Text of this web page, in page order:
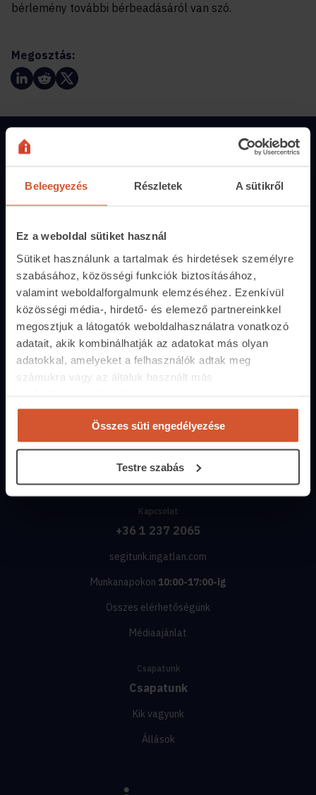
Beleegyezés Részletek A sütikről
Ez a weboldal sütiket használ
Sütiket használunk a tartalmak és hirdetések személyre
szabásához, közösségi funkciók biztosításához,
valamint weboldalforgalmunk elemzéséhez. Ezenkívül
közösségi média-, hirdető- és elemező partnereinkkel
megosztjuk a látogatók weboldalhasználatra vonatkozó
adatait, akik kombinálhatják az adatokat más olyan
adatokkal, amelyeket a felhasználók adtak meg
számukra vagy az általuk használt más
Összes süti engedélyezése
Testre szabás
bérlemény további bérbeadásáról van szó.
Megosztás:
Ingatlanoskereső
Energiatanúsítvány
Közvetítőknek
Árak és hirdetési lehetőségek
Fizetési lehetőségek
Lehetőségek közvetítőknek
Kapcsolat
+36 1 237 2065
segitunk.ingatlan.com
Munkanapokon 10:00-17:00-ig
Összes elérhetőségünk
Médiaajánlat
Csapatunk
Csapatunk
Kik vagyunk
Állások